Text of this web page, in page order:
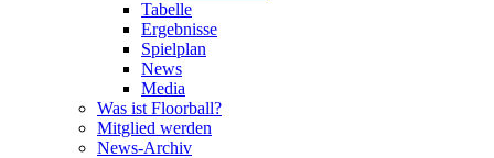
Tabelle
Ergebnisse
Spielplan
News
Media
Was ist Floorball?
Mitglied werden
News-Archiv